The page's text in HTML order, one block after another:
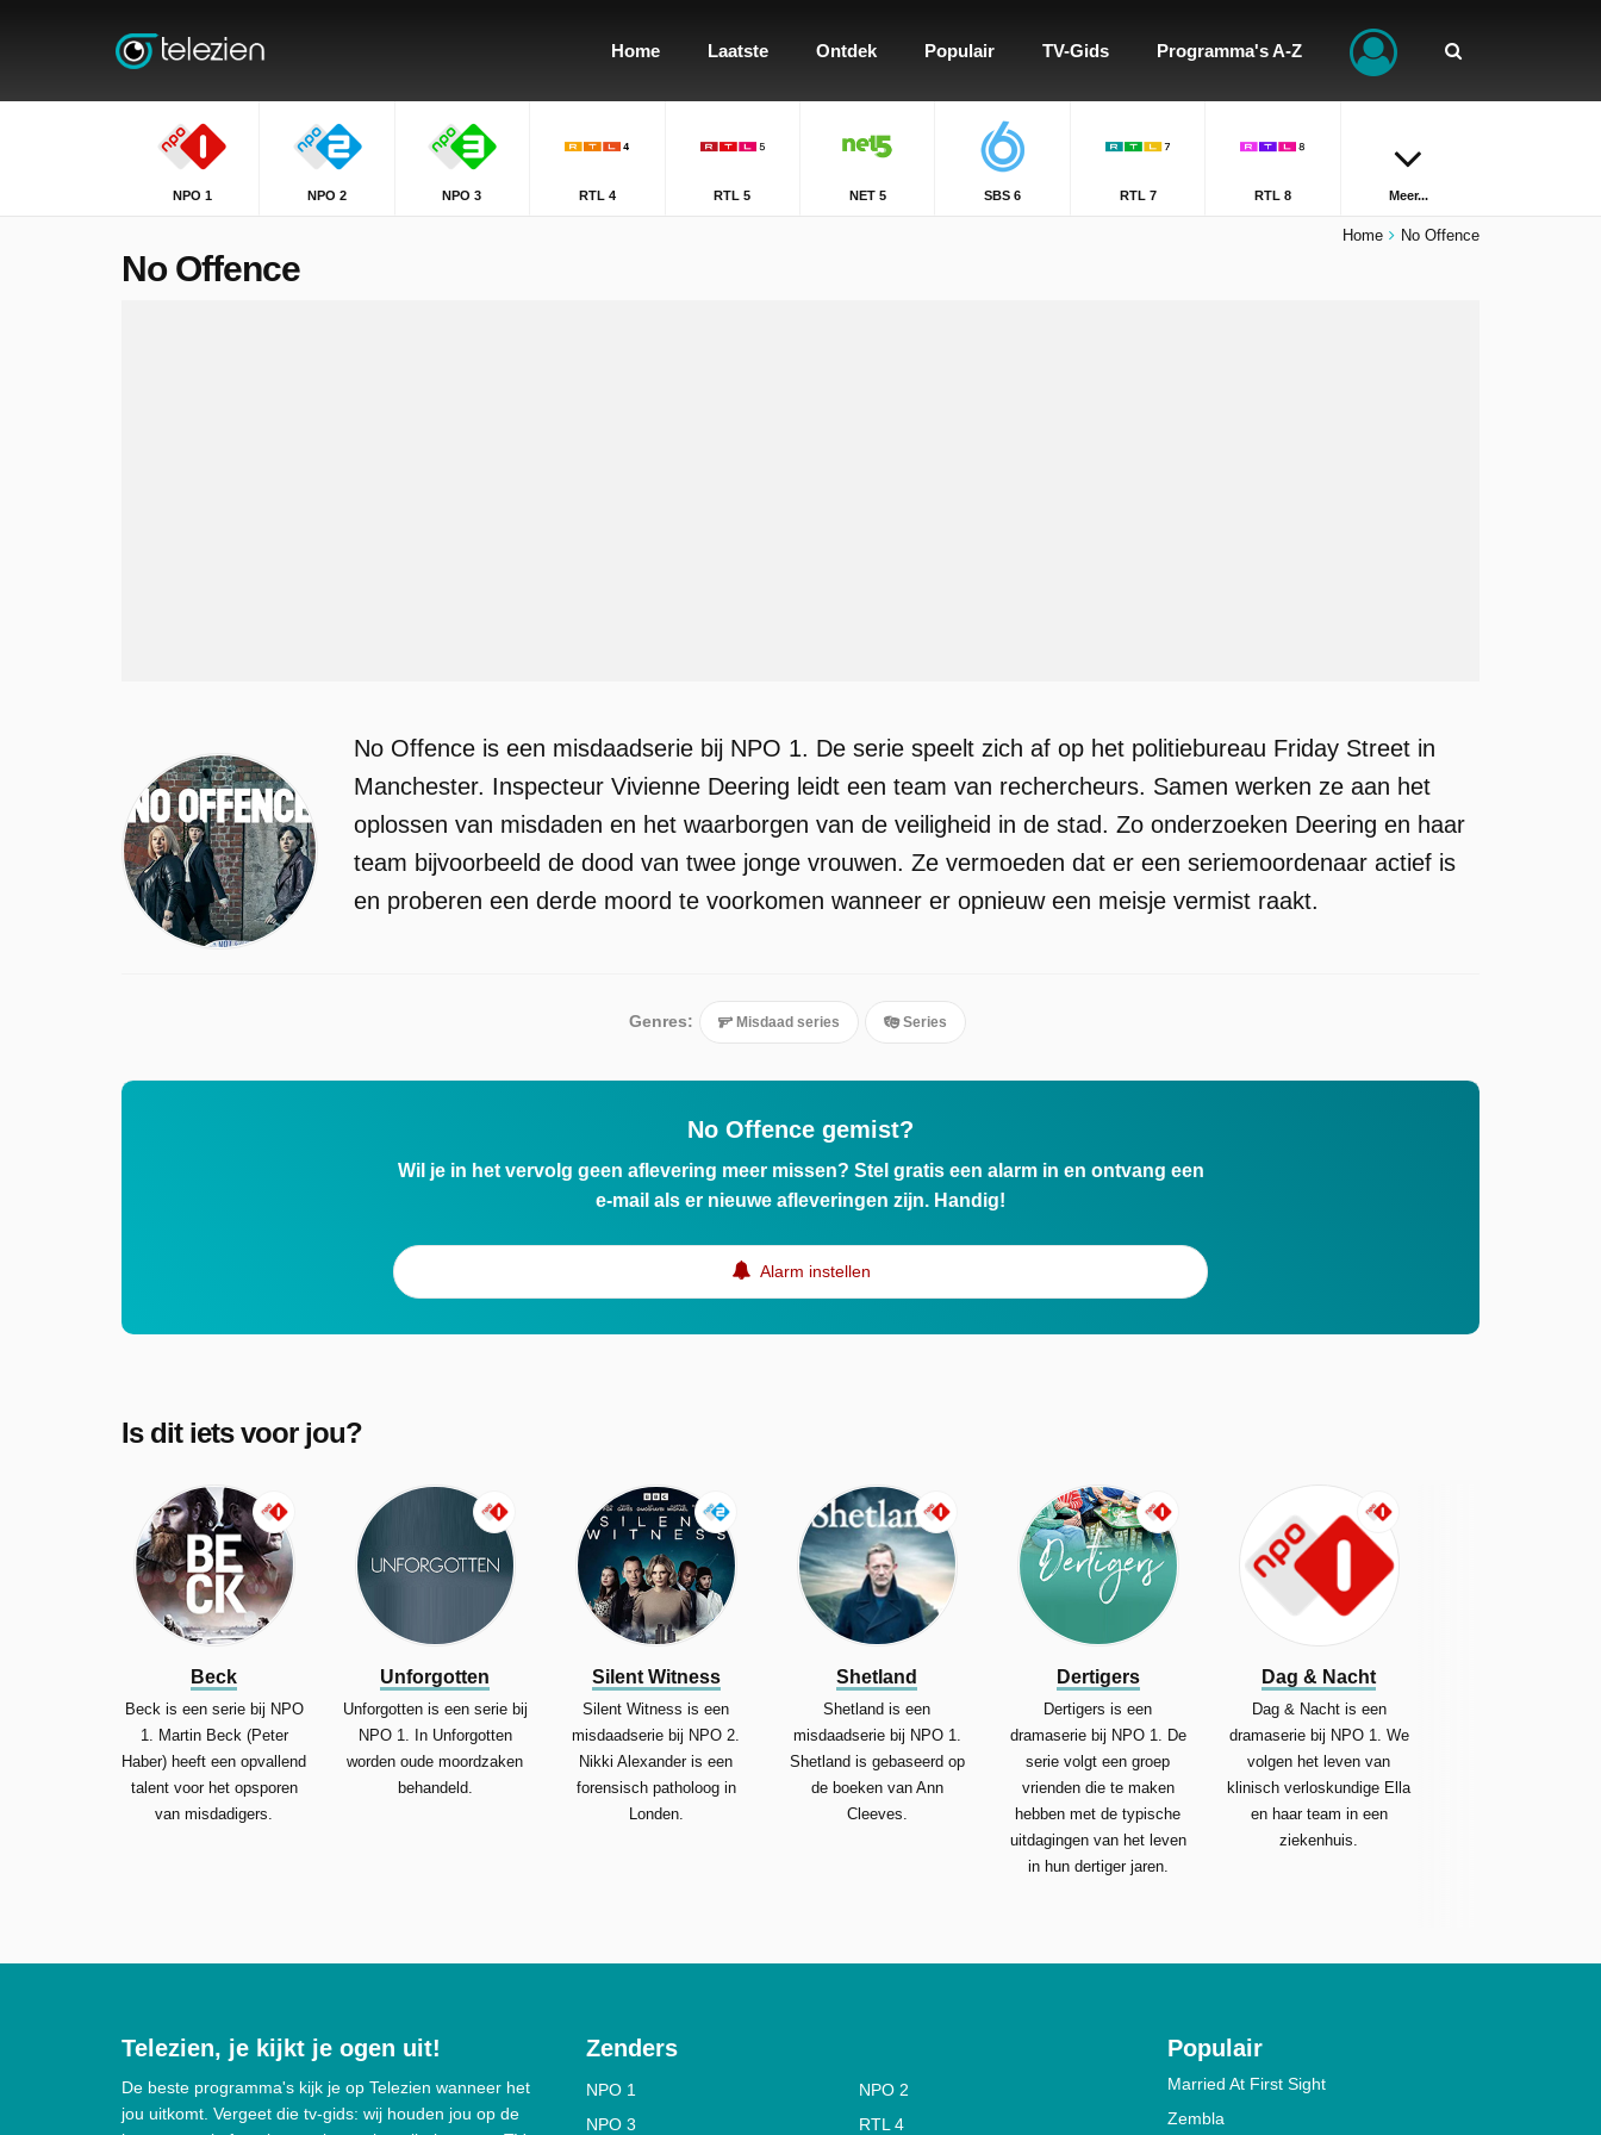
Home Laatste Ontdek Populair TV-Gids Programma's A-Z
NPO 1 NPO 2 NPO 3 RTL 4 RTL 5 NET 5 SBS 6 RTL 7 RTL 8 Meer...
Home No Offence
No Offence
No Offence is een misdaadserie bij NPO 1. De serie speelt zich af op het politiebureau Friday Street in
Manchester. Inspecteur Vivienne Deering leidt een team van rechercheurs. Samen werken ze aan het
oplossen van misdaden en het waarborgen van de veiligheid in de stad. Zo onderzoeken Deering en haar
team bijvoorbeeld de dood van twee jonge vrouwen. Ze vermoeden dat er een seriemoordenaar actief is
en proberen een derde moord te voorkomen wanneer er opnieuw een meisje vermist raakt.
Genres: Misdaad series Series
No Offence gemist?
Wil je in het vervolg geen aflevering meer missen? Stel gratis een alarm in en ontvang een
e-mail als er nieuwe afleveringen zijn. Handig!
Alarm instellen
Is dit iets voor jou?
Beck
Beck is een serie bij NPO
1. Martin Beck (Peter
Haber) heeft een opvallend
talent voor het opsporen
van misdadigers.
Unforgotten
Unforgotten is een serie bij
NPO 1. In Unforgotten
worden oude moordzaken
behandeld.
Silent Witness
Silent Witness is een
misdaadserie bij NPO 2.
Nikki Alexander is een
forensisch patholoog in
Londen.
Shetland
Shetland is een
misdaadserie bij NPO 1.
Shetland is gebaseerd op
de boeken van Ann
Cleeves.
Dertigers
Dertigers is een
dramaserie bij NPO 1. De
serie volgt een groep
vrienden die te maken
hebben met de typische
uitdagingen van het leven
in hun dertiger jaren.
Dag & Nacht
Dag & Nacht is een
dramaserie bij NPO 1. We
volgen het leven van
klinisch verloskundige Ella
en haar team in een
ziekenhuis.
Telezien, je kijkt je ogen uit!
De beste programma's kijk je op Telezien wanneer het
jou uitkomt. Vergeet die tv-gids: wij houden jou op de
Zenders
NPO 1
NPO 2
NPO 3
RTL 4
Populair
Married At First Sight
Zembla